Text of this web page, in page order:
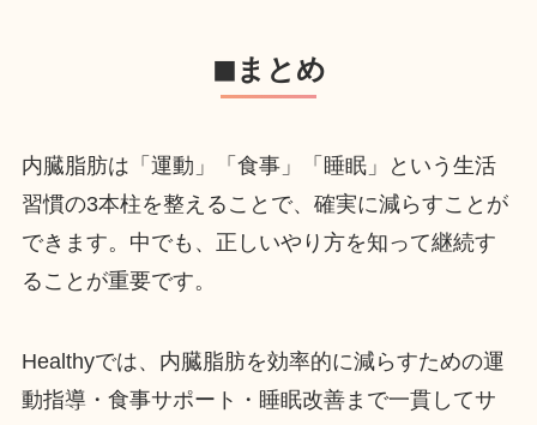
◼︎まとめ
内臓脂肪は「運動」「食事」「睡眠」という生活
習慣の3本柱を整えることで、確実に減らすことが
できます。中でも、正しいやり方を知って継続す
ることが重要です。
Healthyでは、内臓脂肪を効率的に減らすための運
動指導・食事サポート・睡眠改善まで一貫してサ